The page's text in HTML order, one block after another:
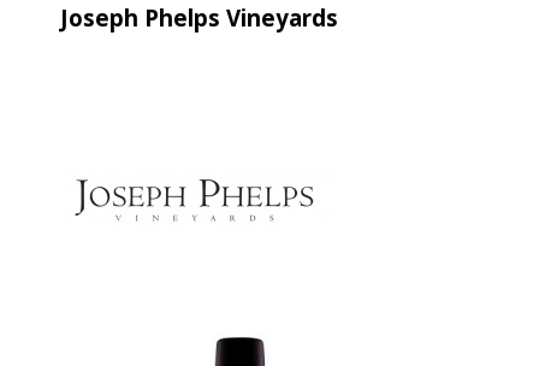
Joseph Phelps Vineyards